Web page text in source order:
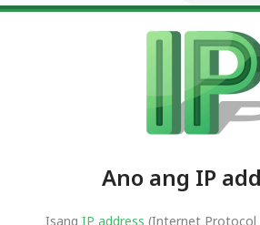
Ano ang IP
Isang IP address (Internet Protocol